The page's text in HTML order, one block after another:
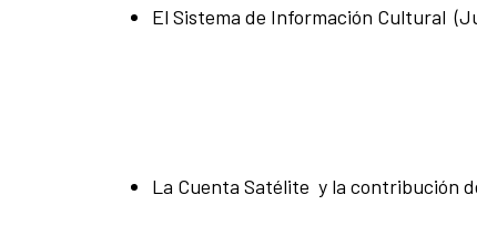
El Sistema de Información Cultural
La Cuenta Satélite y la contribución